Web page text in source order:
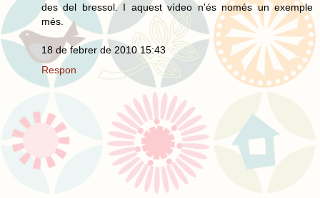
des del bressol. I aquest vídeo n'és només un exemple
més.
18 de febrer de 2010 15:43
Respon